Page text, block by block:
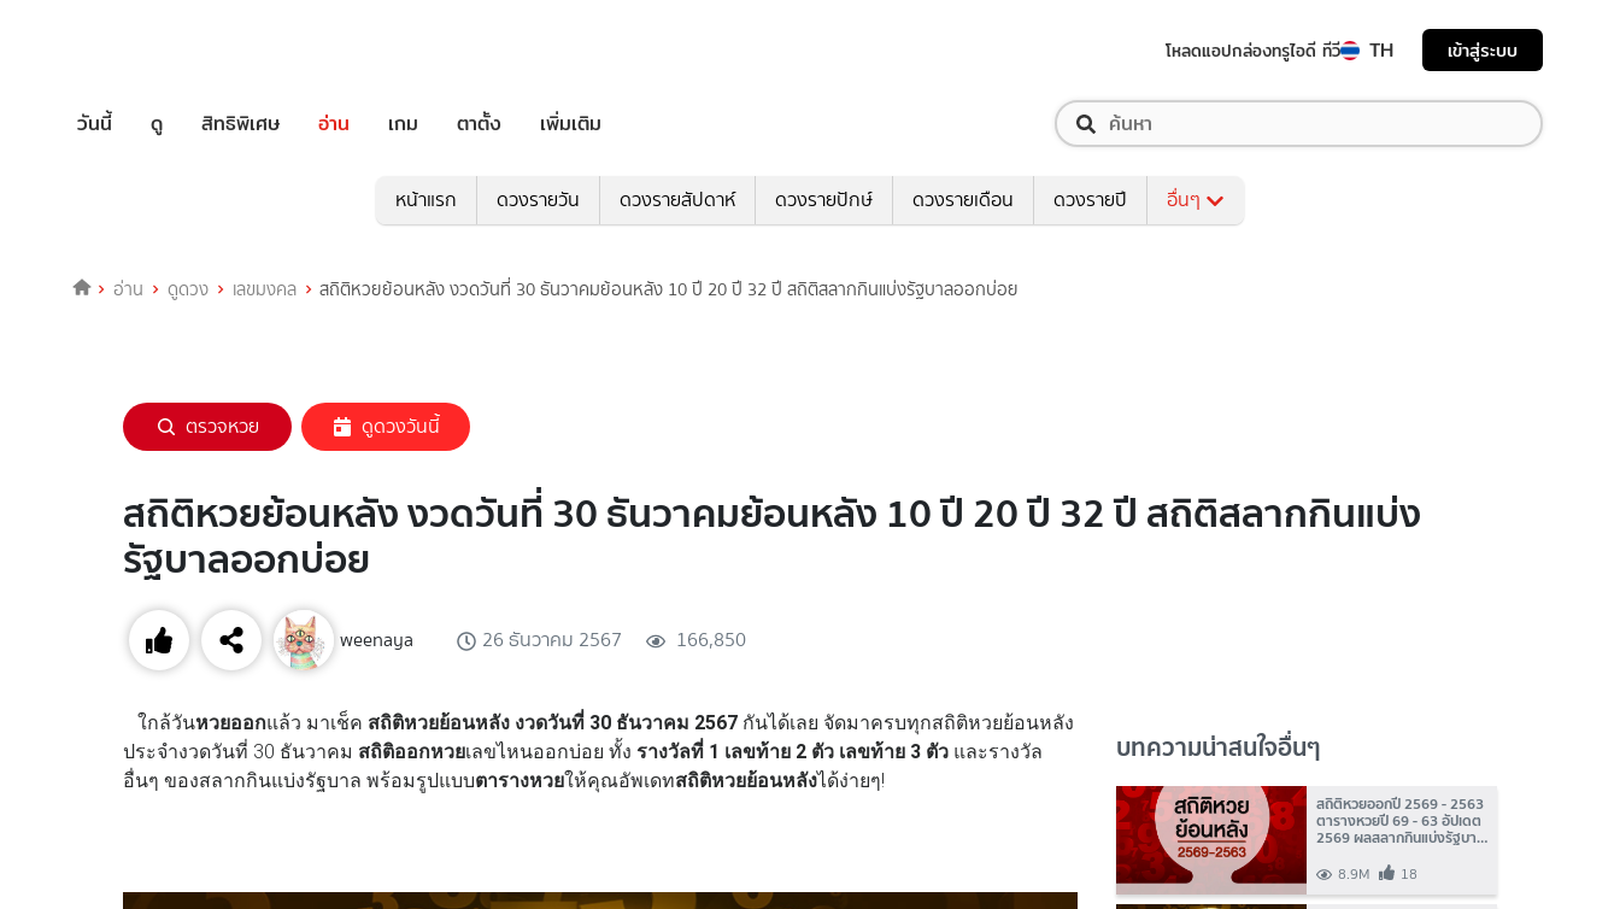
โหลดแอปกล่องทรูไอดี ทีวี TH เข้าสู่ระบบ
วันนี้ ดู สิทธิพิเศษ อ่าน เกม ตาตั้ง เพิ่มเติม
หน้าแรก ดวงรายวัน ดวงรายสัปดาห์ ดวงรายปักษ์ ดวงรายเดือน ดวงรายปี อื่นๆ
อ่าน ดูดวง เลขมงคล สถิติหวยย้อนหลัง งวดวันที่ 30 ธันวาคมย้อนหลัง 10 ปี 20 ปี 32 ปี สถิติสลากกินแบ่งรัฐบาลออกบ่อย
ตรวจหวย ดูดวงวันนี้
สถิติหวยย้อนหลัง งวดวันที่ 30 ธันวาคมย้อนหลัง 10 ปี 20 ปี 32 ปี สถิติสลากกินแบ่ง
รัฐบาลออกบ่อย
weenaya 26 ธันวาคม 2567 166,850
ใกล้วันหวยออกแล้ว มาเช็ค สถิติหวยย้อนหลัง งวดวันที่ 30 ธันวาคม 2567 กันได้เลย จัดมาครบทุกสถิติหวยย้อนหลัง
ประจำงวดวันที่ 30 ธันวาคม สถิติออกหวยเลขไหนออกบ่อย ทั้ง รางวัลที่ 1 เลขท้าย 2 ตัว เลขท้าย 3 ตัว และรางวัล
อื่นๆ ของสลากกินแบ่งรัฐบาล พร้อมรูปแบบตารางหวยให้คุณอัพเดทสถิติหวยย้อนหลังได้ง่ายๆ!
บทความน่าสนใจอื่นๆ
สถิติหวยออกปี 2569 - 2563
ตารางหวยปี 69 - 63 อัปเดต
2569 ผลสลากกินแบ่งรัฐบาล
8.9M 18